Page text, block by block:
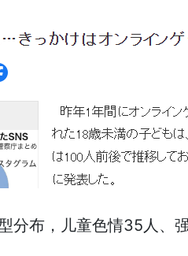
分布，儿童色情35人、